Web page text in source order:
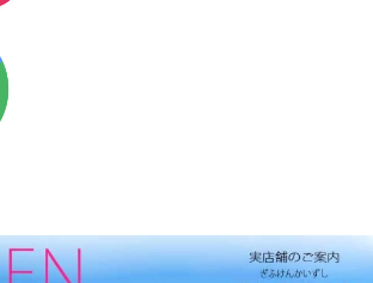
焼のアイテム新入荷しました♪ころころぱす
など
ぐ新米の季節